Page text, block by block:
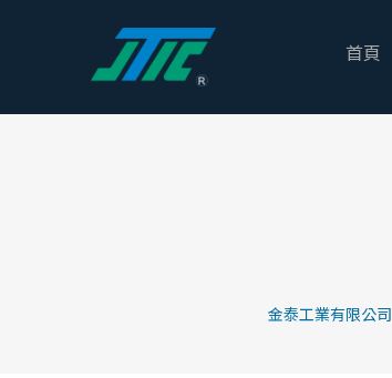
首頁
金泰工業有限公司